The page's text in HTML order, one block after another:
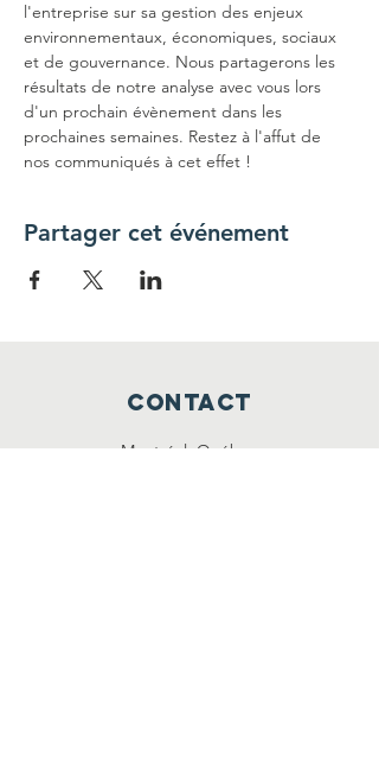
l'entreprise sur sa gestion des enjeux
environnementaux, économiques, sociaux
et de gouvernance. Nous partagerons les
résultats de notre analyse avec vous lors
d'un prochain évènement dans les
prochaines semaines. Restez à l'affut de
nos communiqués à cet effet !
Partager cet événement
CONTACT
Montréal, Québec